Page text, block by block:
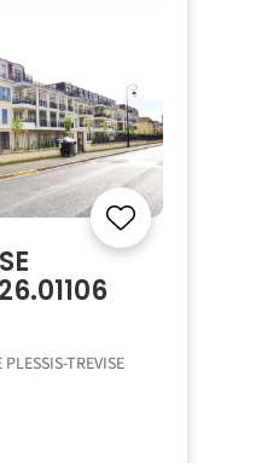
TREVISE